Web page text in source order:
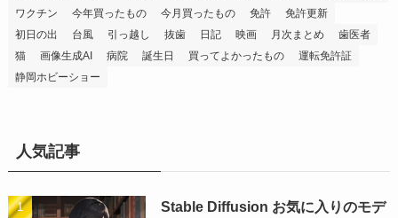
ワクチン
今年買ったもの 今月買ったもの 免許
免許更新
初日の出
台風 引っ越し 抜歯 日記 映画 月次まとめ
歯医者
猫
画像生成AI 病院 誕生日 買ってよかったもの
運転免許証
静岡ホビーショー
人気記事
Stable Diffusion お気に入りのモデ